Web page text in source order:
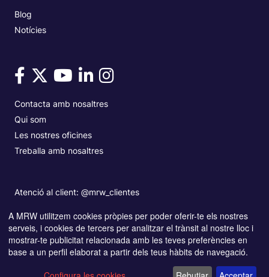
Blog
Notícies
Contacta amb nosaltres
Qui som
Les nostres oficines
Treballa amb nosaltres
Atenció al client: @mrw_clientes
Copyright© MRW 2026
Accessibilitat
Política de Privacitat i protecció de dades
Avís legal
A MRW utilitzem cookies pròpies per poder oferir-te els nostres
serveis, i cookies de tercers per analitzar el trànsit al nostre lloc i
mostrar-te publicitat relacionada amb les teves preferències en
base a un perfil elaborat a partir dels teus hàbits de navegació.